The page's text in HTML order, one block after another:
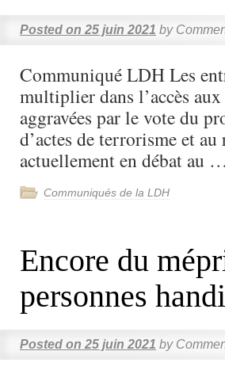
Posted on 25 juin 2021 by
Communiqué LDH Les
multiplier dans l’accès
aggravées par le vote du
d’actes de terrorisme et
actuellement en débat au …
Communiqués de la LDH
Encore du
personnes
Posted on 25 juin 2021 by